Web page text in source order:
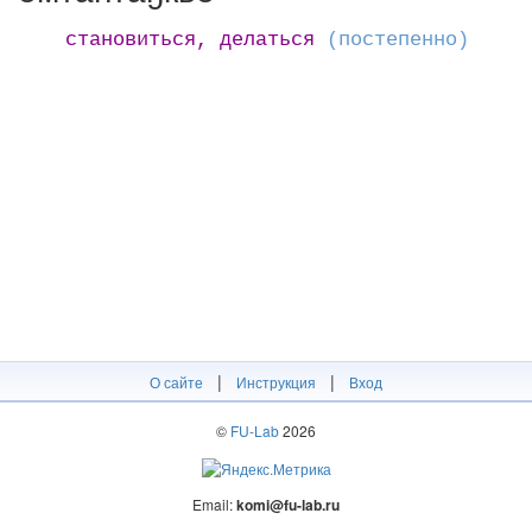
становиться, делаться (постепенно)
О сайте | Инструкция | Вход
© FU-Lab2026
Email:komi@fu-lab.ru